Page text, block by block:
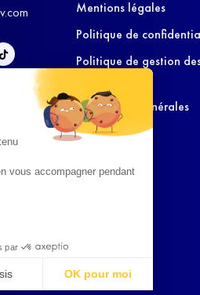
vous accompagner pendant
par
OK pour moi
Mentions légales
Politique de
Politique de gestion
Conditions Générales
d’Utilisation